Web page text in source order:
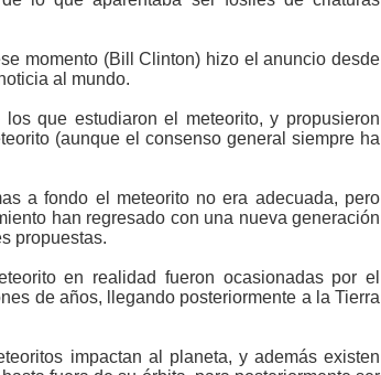
momento (Bill Clinton) hizo el anuncio desde
al mundo.
que estudiaron el meteorito, y propusieron
(aunque el consenso general siempre ha
a fondo el meteorito no era adecuada, pero
han regresado con una nueva generación
propuestas.
en realidad fueron ocasionadas por el
de años, llegando posteriormente a la Tierra
impactan al planeta, y además existen